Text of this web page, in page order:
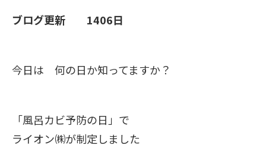
ブログ更新 1406日
今日は 何の日か知ってますか？
「風呂カビ予防の日」で
ライオン㈱が制定しました